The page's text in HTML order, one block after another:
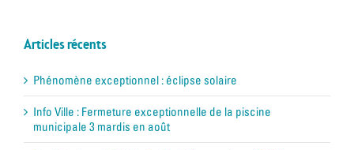
Articles récents
Phénomène exceptionnel : éclipse solaire
Info Ville : Fermeture exceptionnelle de la piscine
municipale 3 mardis en août